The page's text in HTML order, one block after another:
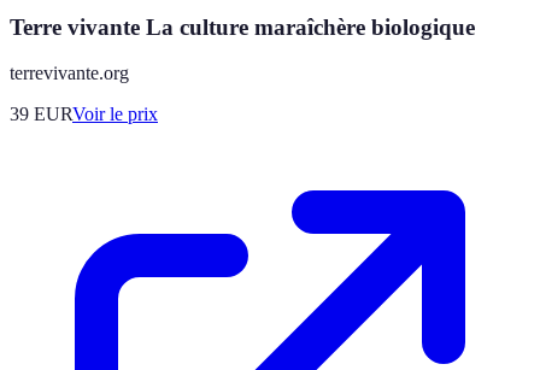
Terre vivante La culture maraîchère biologique
terrevivante.org
39 EURVoir le prix